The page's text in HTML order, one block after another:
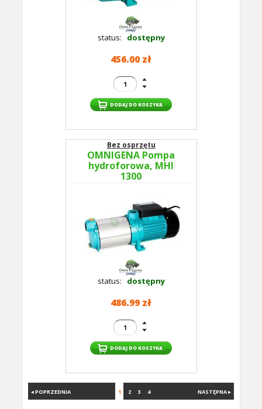
status: dostępny
456.00 zł
Bez osprzętu
OMNIGENA Pompa
hydroforowa, MHI
1300
status: dostępny
486.99 zł
NASTĘPNA ▸
1 2 3 4
◂ POPRZEDNIA